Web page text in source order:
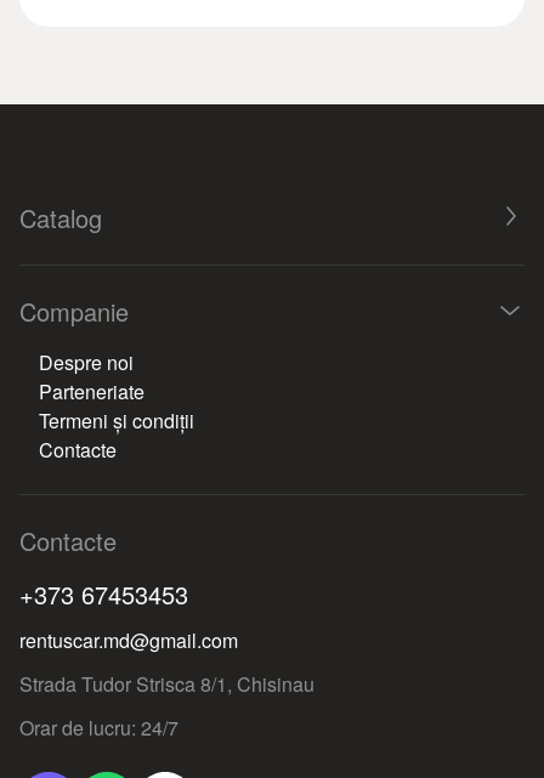
Catalog
Companie
Despre noi
Parteneriate
Termeni și condiții
Contacte
Contacte
+373 67453453
rentuscar.md@gmail.com
Strada Tudor Strisca 8/1, Chisinau
Orar de lucru: 24/7